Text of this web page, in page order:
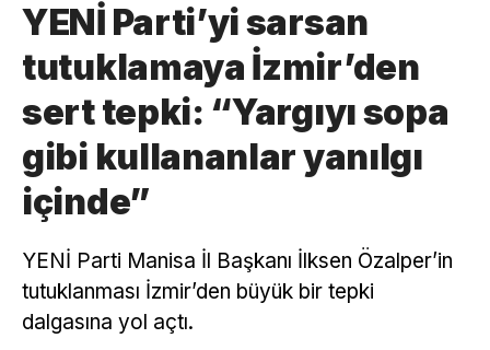
YENİ Parti’yi sarsan
tutuklamaya İzmir’den
sert tepki: “Yargıyı sopa
gibi kullananlar yanılgı
içinde”
YENİ Parti Manisa İl Başkanı İlksen Özalper’in
tutuklanması İzmir’den büyük bir tepki
dalgasına yol açtı.